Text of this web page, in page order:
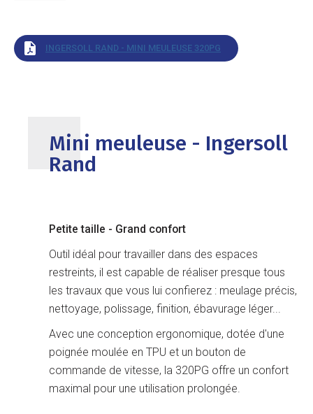
INGERSOLL RAND - MINI MEULEUSE 320PG
Mini meuleuse - Ingersoll
Rand
Petite taille - Grand confort
Outil idéal pour travailler dans des espaces
restreints, il est capable de réaliser presque tous
les travaux que vous lui confierez : meulage précis,
nettoyage, polissage, finition, ébavurage léger...
Avec une conception ergonomique, dotée d'une
poignée moulée en TPU et un bouton de
commande de vitesse, la 320PG offre un confort
maximal pour une utilisation prolongée.